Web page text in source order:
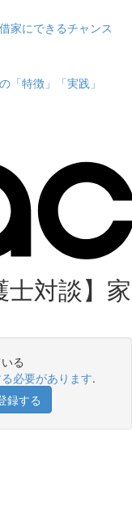
家にできるチャンス
特徴」「実践」
対談】家
る
必要があります.
録する